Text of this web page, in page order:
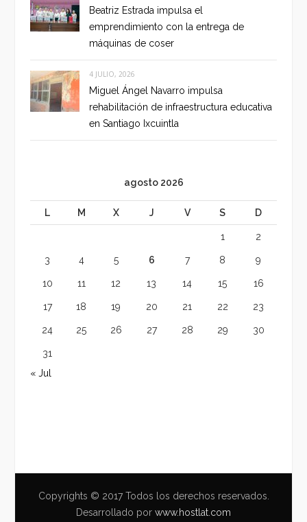
Beatriz Estrada impulsa el
emprendimiento con la entrega de
máquinas de coser
4 JULIO, 2026
Miguel Ángel Navarro impulsa
rehabilitación de infraestructura educativa
en Santiago Ixcuintla
agosto 2026
L M X J V S D
1 2
3 4 5 6 7 8 9
10 11 12 13 14 15 16
17 18 19 20 21 22 23
24 25 26 27 28 29 30
31
« Jul
Copyrights © 2017 Todos los derechos reservados.
Desarrollado por www.hostlat.com